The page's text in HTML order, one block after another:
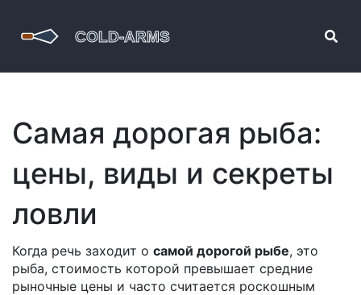
Самая дорогая рыба:
цены, виды и секреты
ловли
Когда речь заходит о самой дорогой рыбе, это
рыба, стоимость которой превышает средние
рыночные цены и часто считается роскошным